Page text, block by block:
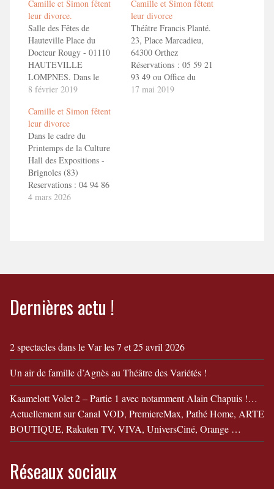
Camille et Simon fêtent
leur divorce.
Salle des Fêtes de
Hauteville Place du
Docteur Rougy - 01110
HAUTEVILLE
LOMPNES. Dans le
cadre du Festival de
Lompnes En savoir
+ Camille et Simon fêtent
leur divorce ! Bande
Annonce ToizéMoi dans
"Camille et Simon fêtent
leur divorce"
8 février 2019
Camille et Simon fêtent
leur divorce
Théâtre Francis Planté.
23, Place Marcadieu,
64300 Orthez
Réservations : 05 59 21
93 49 ou Office du
Tourisme d'Orthez :
17 mai 2019
Camille et Simon fêtent
leur divorce
Dans le cadre du
Printemps de la Culture
Hall des Expositions -
Brignoles (83)
Reservations : 04 94 86
22 41 /
4 mars 2026
Dernières actu !
2 spectacles dans le Var les 7 et 25 avril 2026
Un air de famille d’Agnès au Théâtre des Variétés !
Kaamelott Volet 2 – Partie 1 avec notamment Alain Chapuis !…
Actuellement sur Canal VOD, PremiereMax, Pathé Home, ARTE
BOUTIQUE, Rakuten TV, VIVA, UniversCiné, Orange …
Réseaux sociaux